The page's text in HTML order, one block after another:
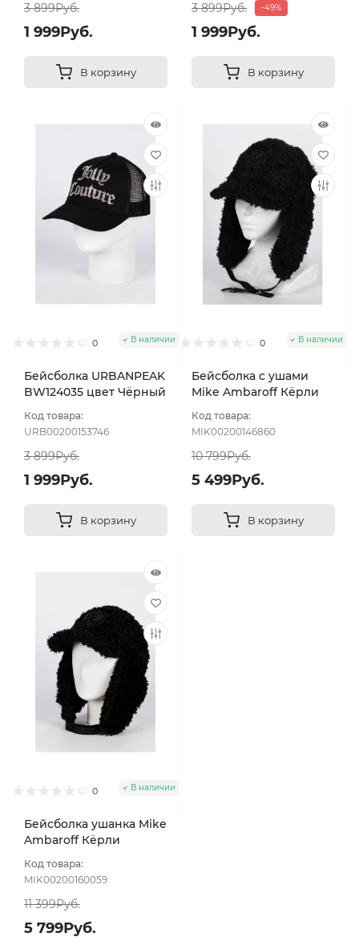
3 899Руб.
1 999Руб.
В корзину
3 899Руб. -49%
1 999Руб.
В корзину
0 В наличии
Бейсболка URBANPEAK
BW124035 цвет Чёрный
Код товара:
URB00200153746
3 899Руб.
1 999Руб.
В корзину
0 В наличии
Бейсболка с ушами
Mike Ambaroff Кёрли
размер UNI
Код товара:
MIK00200146860
10 799Руб.
5 499Руб.
В корзину
0 В наличии
Бейсболка ушанка Mike
Ambaroff Кёрли
размер 56-58
Код товара:
MIK00200160059
11 399Руб.
5 799Руб.